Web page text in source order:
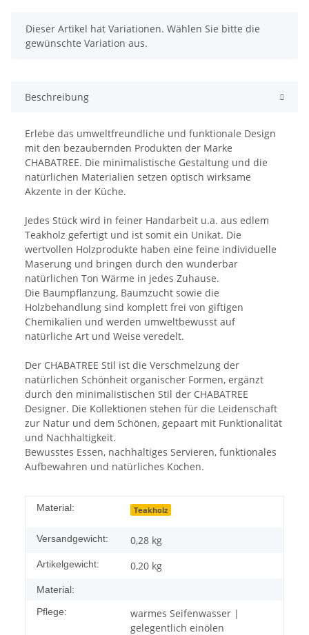
x
Dieser Artikel hat Variationen. Wählen Sie bitte die
gewünschte Variation aus.
Beschreibung
Erlebe das umweltfreundliche und funktionale Design
mit den bezaubernden Produkten der Marke
CHABATREE. Die minimalistische Gestaltung und die
natürlichen Materialien setzen optisch wirksame
Akzente in der Küche.
Jedes Stück wird in feiner Handarbeit u.a. aus edlem
Teakholz gefertigt und ist somit ein Unikat. Die
wertvollen Holzprodukte haben eine feine individuelle
Maserung und bringen durch den wunderbar
natürlichen Ton Wärme in jedes Zuhause.
Die Baumpflanzung, Baumzucht sowie die
Holzbehandlung sind komplett frei von giftigen
Chemikalien und werden umweltbewusst auf
natürliche Art und Weise veredelt.
Der CHABATREE Stil ist die Verschmelzung der
natürlichen Schönheit organischer Formen, ergänzt
durch den minimalistischen Stil der CHABATREE
Designer. Die Kollektionen stehen für die Leidenschaft
zur Natur und dem Schönen, gepaart mit Funktionalität
und Nachhaltigkeit.
Bewusstes Essen, nachhaltiges Servieren, funktionales
Aufbewahren und natürliches Kochen.
Material: Teakholz
Versandgewicht: 0,28 kg
Artikelgewicht: 0,20 kg
Material:
Pflege:
warmes Seifenwasser |
gelegentlich einölen